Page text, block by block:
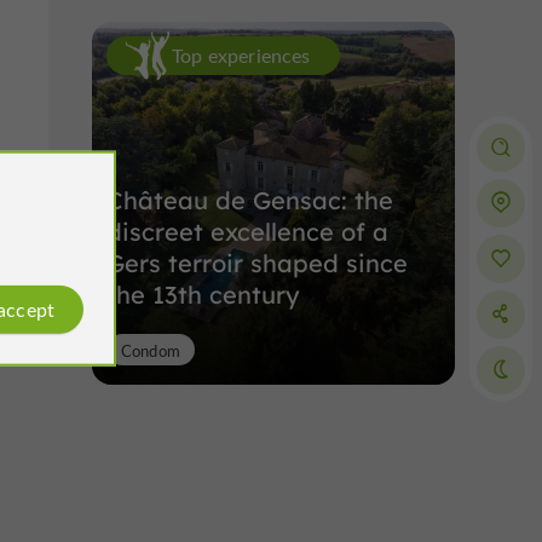
Top experiences
Château de Gensac: the
discreet excellence of a
Gers terroir shaped since
the 13th century
Condom